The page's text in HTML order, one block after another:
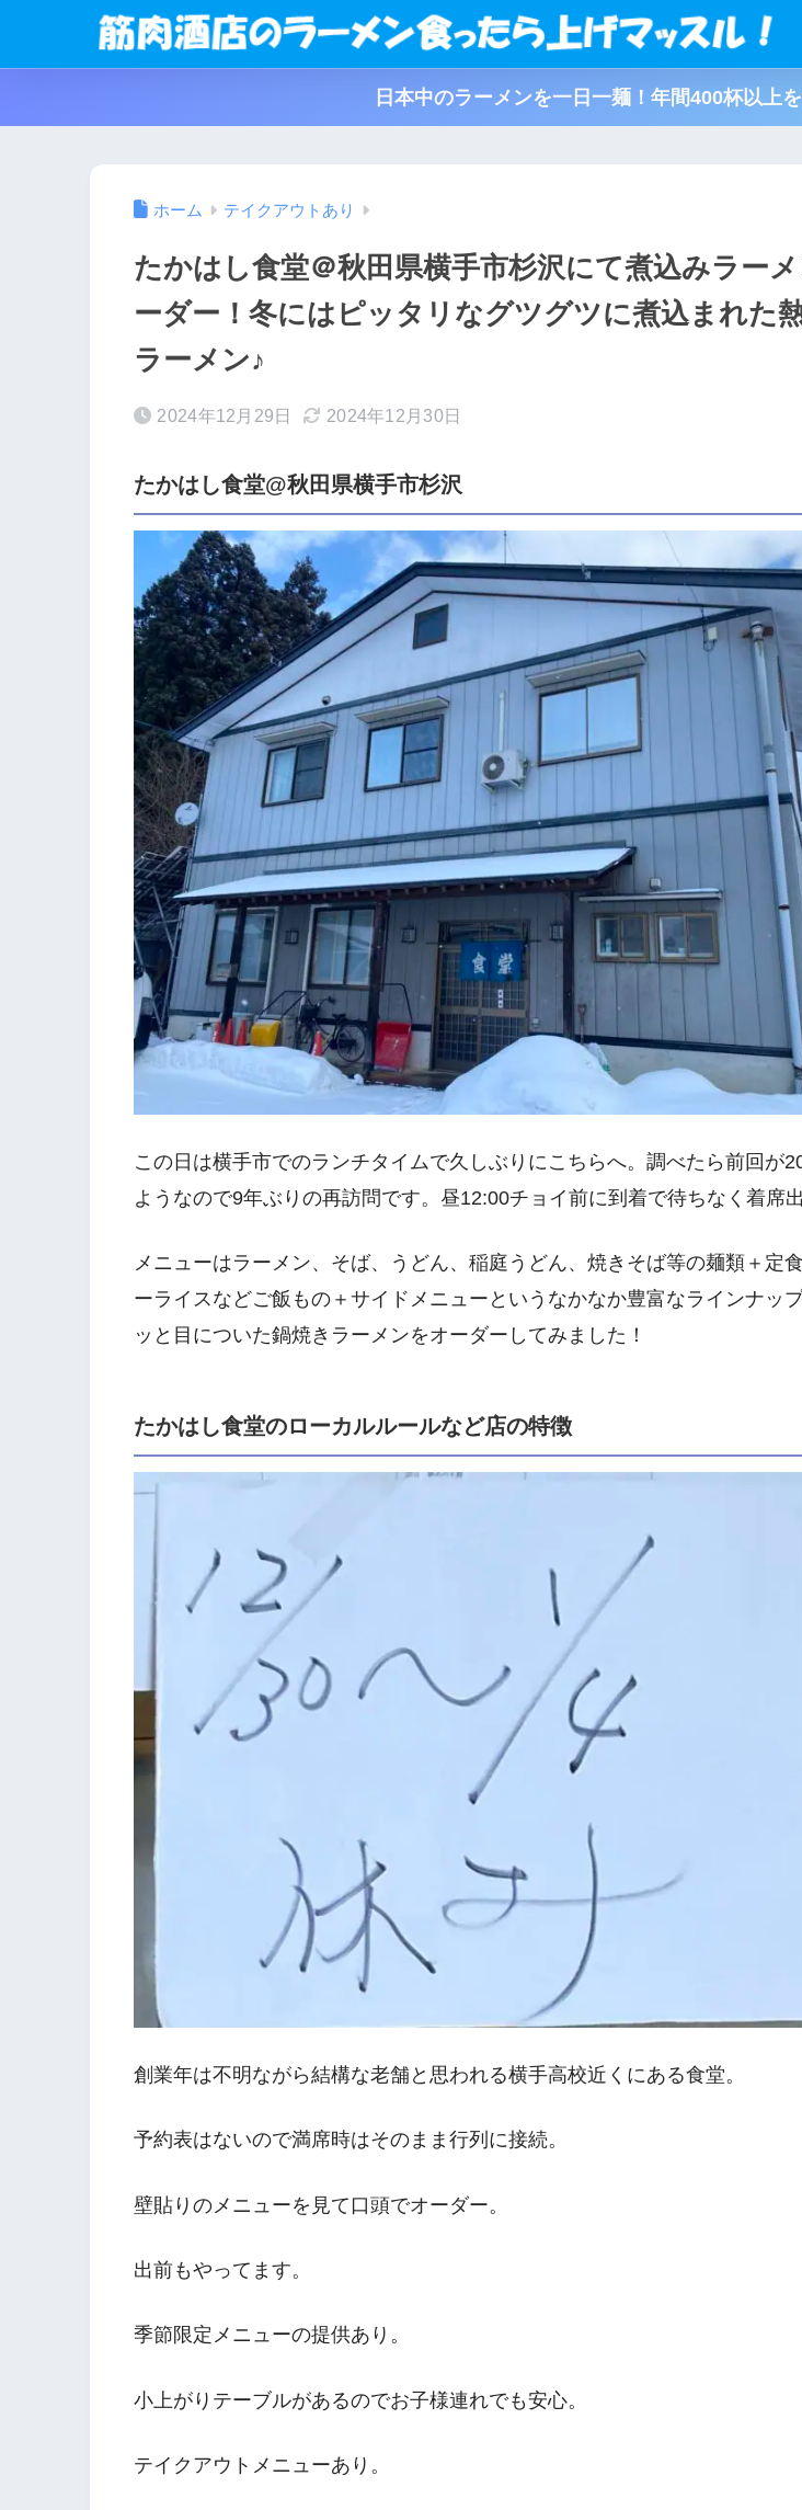
日本中のラーメンを一日一麺！年間400杯以上
ホーム テイクアウトあり
たかはし食堂＠秋田県横手市杉沢にて煮込みラー
ーダー！冬にはピッタリなグツグツに煮込まれた
ラーメン♪
2024年12月29日 2024年12月30日
たかはし食堂@秋田県横手市杉沢
この日は横手市でのランチタイムで久しぶりにこちらへ。調べたら前回が
ようなので9年ぶりの再訪問です。昼12:00チョイ前に到着で待ちなく着席
メニューはラーメン、そば、うどん、稲庭うどん、焼きそば等の麺類＋定
ーライスなどご飯もの＋サイドメニューというなかなか豊富なラインナッ
ッと目についた鍋焼きラーメンをオーダーしてみました！
たかはし食堂のローカルルールなど店の特徴
創業年は不明ながら結構な老舗と思われる横手高校近くにある食堂。
予約表はないので満席時はそのまま行列に接続。
壁貼りのメニューを見て口頭でオーダー。
出前もやってます。
季節限定メニューの提供あり。
小上がりテーブルがあるのでお子様連れでも安心。
テイクアウトメニューあり。